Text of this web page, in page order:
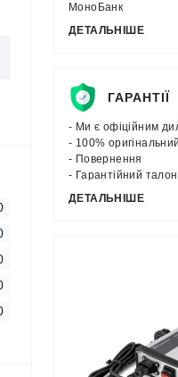
МоноБанк
ДЕТАЛЬНІШЕ
ГАРАНТІЇ
- Ми є офіційним
- 100%
- Повернення
- Гарантійний талон
ДЕТАЛЬНІШЕ